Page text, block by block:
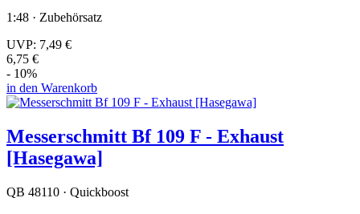
1:48 · Zubehörsatz
UVP: 7,49 €
6,75 €
- 10%
in den Warenkorb
Messerschmitt Bf 109 F - Exhaust
[Hasegawa]
QB 48110 · Quickboost